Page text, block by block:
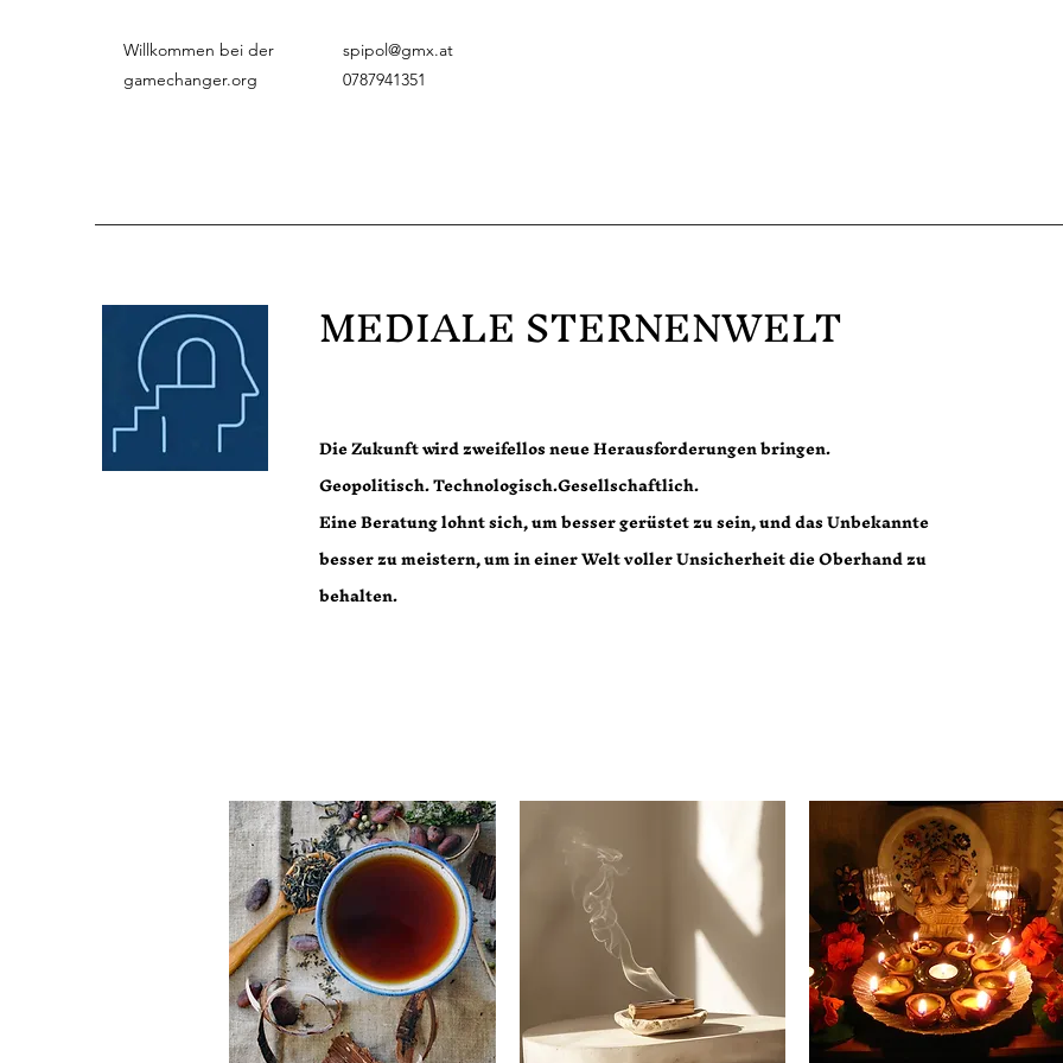
spipol@gmx.at
0787941351
Willkommen bei der
gamechanger.org
MEDIALE STERNENWELT
Die Zukunft wird zweifellos neue Herausforderungen bringen.
Geopolitisch. Technologisch.Gesellschaftlich.
Eine Beratung lohnt sich, um besser gerüstet zu sein, und das Unbekannte
besser zu meistern, um in einer Welt voller Unsicherheit die Oberhand zu
behalten.